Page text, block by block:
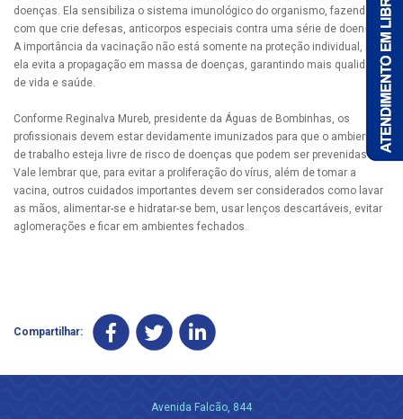
doenças. Ela sensibiliza o sistema imunológico do organismo, fazendo
com que crie defesas, anticorpos especiais contra uma série de doenças.
A importância da vacinação não está somente na proteção individual, mas
ela evita a propagação em massa de doenças, garantindo mais qualidade
de vida e saúde.
Conforme Reginalva Mureb, presidente da Águas de Bombinhas, os
profissionais devem estar devidamente imunizados para que o ambiente
de trabalho esteja livre de risco de doenças que podem ser prevenidas.
Vale lembrar que, para evitar a proliferação do vírus, além de tomar a
vacina, outros cuidados importantes devem ser considerados como lavar
as mãos, alimentar-se e hidratar-se bem, usar lenços descartáveis, evitar
aglomerações e ficar em ambientes fechados.
Compartilhar:
Avenida Falcão, 844